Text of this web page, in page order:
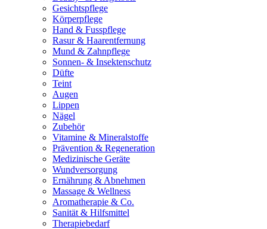
Gesichtspflege
Körperpflege
Hand & Fusspflege
Rasur & Haarentfernung
Mund & Zahnpflege
Sonnen- & Insektenschutz
Düfte
Teint
Augen
Lippen
Nägel
Zubehör
Vitamine & Mineralstoffe
Prävention & Regeneration
Medizinische Geräte
Wundversorgung
Ernährung & Abnehmen
Massage & Wellness
Aromatherapie & Co.
Sanität & Hilfsmittel
Therapiebedarf